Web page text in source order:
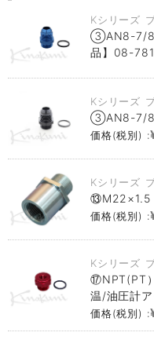
Kシリーズ
③AN8-7/8-
品】08-
Kシリーズ
③AN8-7/8-
価格(税別) :
Kシリーズ
⑬M22×1.5
価格(税別) :
Kシリーズ
⑰NPT(PT
温/油圧計
価格(税別) :